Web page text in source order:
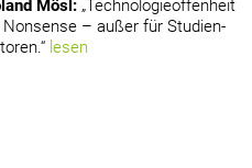
Mösl : „Technologieoffenheit
– außer für Studien-
lesen